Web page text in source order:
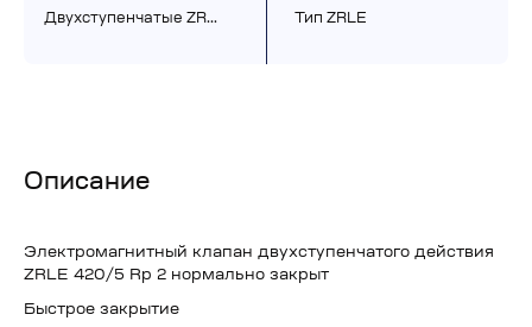
Двухступенчатые ZR… Тип ZRLE
Описание
Электромагнитный клапан двухступенчатого действия
ZRLE 420/5 Rp 2 нормально закрыт
Быстрое закрытие